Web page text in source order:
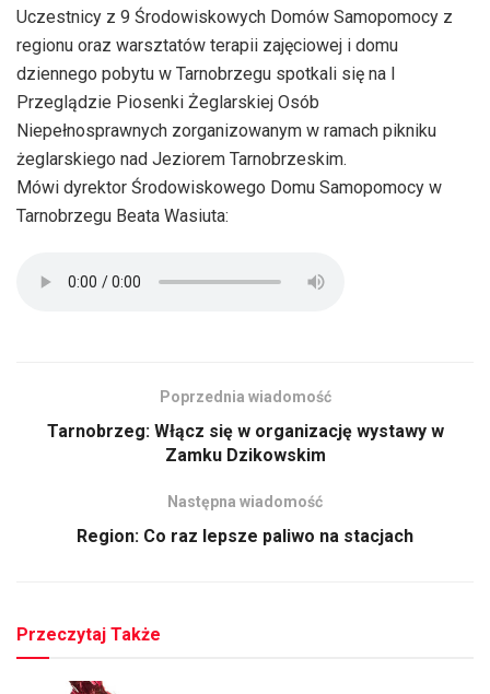
Uczestnicy z 9 Środowiskowych Domów Samopomocy z
regionu oraz warsztatów terapii zajęciowej i domu
dziennego pobytu w Tarnobrzegu spotkali się na I
Przeglądzie Piosenki Żeglarskiej Osób
Niepełnosprawnych zorganizowanym w ramach pikniku
żeglarskiego nad Jeziorem Tarnobrzeskim.
Mówi dyrektor Środowiskowego Domu Samopomocy w
Tarnobrzegu Beata Wasiuta:
Poprzednia wiadomość
Tarnobrzeg: Włącz się w organizację wystawy w
Zamku Dzikowskim
Następna wiadomość
Region: Co raz lepsze paliwo na stacjach
Przeczytaj Także